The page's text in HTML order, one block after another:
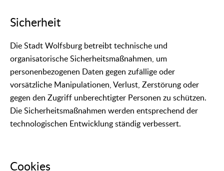
Sicherheit
Die Stadt Wolfsburg betreibt technische und
organisatorische Sicherheitsmaßnahmen, um
personenbezogenen Daten gegen zufällige oder
vorsätzliche Manipulationen, Verlust, Zerstörung oder
gegen den Zugriff unberechtigter Personen zu schützen.
Die Sicherheitsmaßnahmen werden entsprechend der
technologischen Entwicklung ständig verbessert.
Cookies